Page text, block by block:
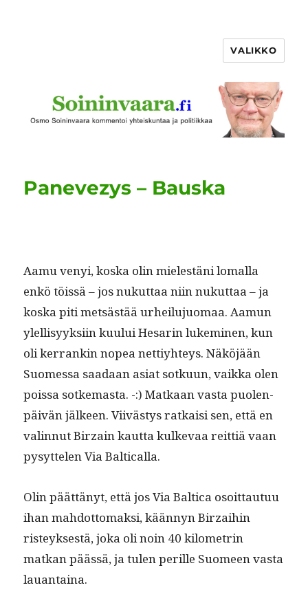
VALIKKO
Panevezys – Bauska
Aamu venyi, kos­ka olin mielestäni loma­l­la
enkö töis­sä – jos nukut­taa niin nukut­taa – ja
kos­ka piti met­sästää urheilu­juo­maa. Aamun
ylel­lisyyk­si­in kuu­lui Hesarin lukem­i­nen, kun
oli ker­rankin nopea net­tiy­hteys. Näköjään
Suomes­sa saadaan asi­at sotku­un, vaik­ka olen
pois­sa sotke­mas­ta. -:) Matkaan vas­ta puolen­
päivän jäl­keen. Viivästys ratkaisi sen, että en
valin­nut Birzain kaut­ta kulke­vaa reit­tiä vaan
pysyt­te­len Via Balticalla.
Olin päät­tänyt, että jos Via Balti­ca osoit­tau­tuu
ihan mah­dot­tomak­si, kään­nyn Birza­i­hin
risteyk­ses­tä, joka oli noin 40 kilo­metrin
matkan päässä, ja tulen per­ille Suomeen vas­ta
lauantaina.